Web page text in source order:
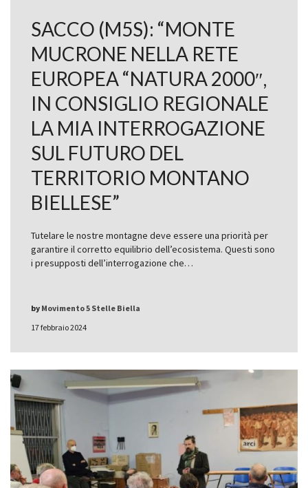
SACCO (M5S): “MONTE
MUCRONE NELLA RETE
EUROPEA “NATURA 2000″,
IN CONSIGLIO REGIONALE
LA MIA INTERROGAZIONE
SUL FUTURO DEL
TERRITORIO MONTANO
BIELLESE”
Tutelare le nostre montagne deve essere una priorità per
garantire il corretto equilibrio dell’ecosistema. Questi sono
i presupposti dell’interrogazione che…
17 febbraio 2024
by Movimento 5 Stelle Biella